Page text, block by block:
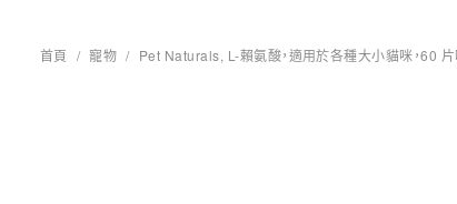
首頁 / 寵物 / Pet Naturals, L-賴氨酸，適用於各種大小貓咪，60 片